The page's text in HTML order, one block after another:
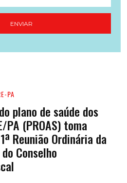
ENVIAR